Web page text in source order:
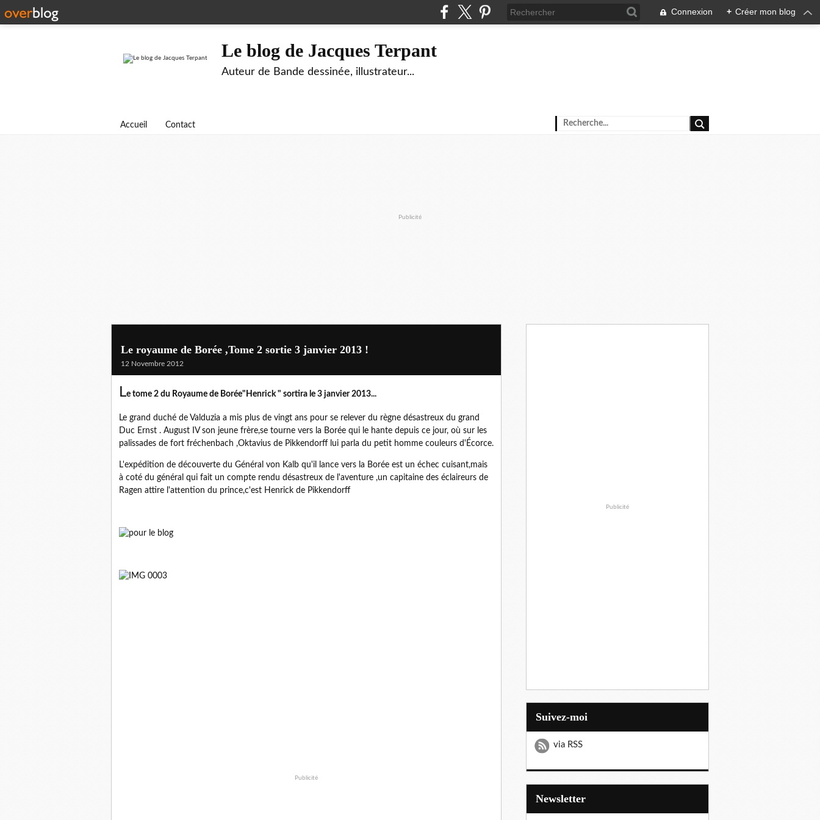
Connexion + Créer mon blog
Le blog de Jacques Terpant
Auteur de Bande dessinée, illustrateur...
Accueil Contact
Publicité
Le royaume de Borée ,Tome 2 sortie 3 janvier 2013 !
12 Novembre 2012
Le tome 2 du Royaume de Borée"Henrick " sortira le 3 janvier 2013...
Le grand duché de Valduzia a mis plus de vingt ans pour se relever du règne désastreux du grand
Duc Ernst . August IV son jeune frère,se tourne vers la Borée qui le hante depuis ce jour, où sur les
palissades de fort fréchenbach ,Oktavius de Pikkendorff lui parla du petit homme couleurs d'Écorce.
L'expédition de découverte du Général von Kalb qu'il lance vers la Borée est un échec cuisant,mais
à coté du général qui fait un compte rendu désastreux de l'aventure ,un capitaine des éclaireurs de
Ragen attire l'attention du prince,c'est Henrick de Pikkendorff
Publicité
Publicité
Suivez-moi
via RSS
Newsletter